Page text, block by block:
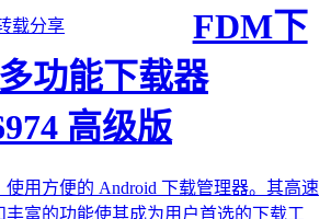
载分享
FDM下
功能下载器
高级版
用方便的 Android 下载管理器。其高速
富的功能使其成为用户首选的下载工